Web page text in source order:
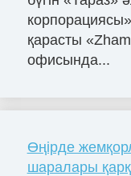
қарасты
офисында...
Өңірде
шаралары